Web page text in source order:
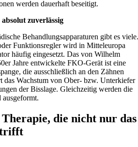
werden dauerhaft beseitigt.
zuverlässig
Behandlungsapparaturen gibt es viele.
Funktionsregler wird in Mitteleuropa
häufig eingesetzt. Das von Wilhelm
Jahre entwickelte FKO-Gerät ist eine
die ausschließlich an den Zähnen
das Wachstum von Ober- bzw. Unterkiefer
der Bisslage. Gleichzeitig werden die
ausgeformt.
die nicht nur das